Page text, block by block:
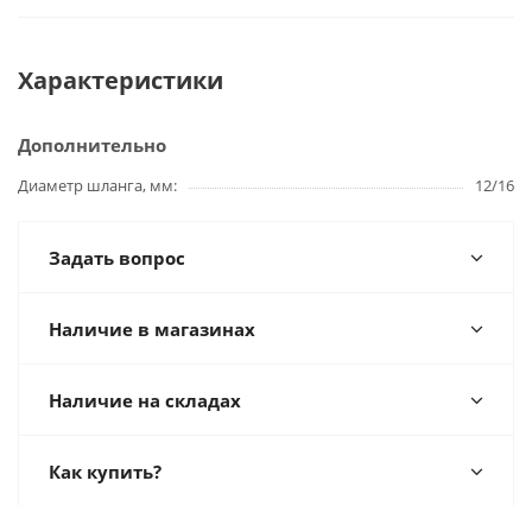
Характеристики
Дополнительно
Диаметр шланга, мм 12/16
Задать вопрос
Наличие в магазинах
Наличие на складах
Как купить?